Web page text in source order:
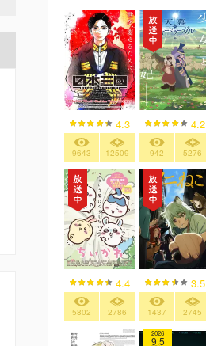
4.3
9643 12509
4.2
942 5276
4.4
5802 2786
3.5
1437 2745
2026
9.5